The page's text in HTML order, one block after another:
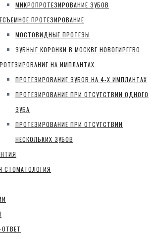
МИКРОПРОТЕЗИРОВАНИЕ ЗУБОВ
ПРОТЕЗИРОВАНИЕ
МОСТОВИДНЫЕ ПРОТЕЗЫ
ЗУБНЫЕ КОРОНКИ В МОСКВЕ НОВОГИРЕЕВО
НА ИМПЛАНТАХ
ПРОТЕЗИРОВАНИЕ ЗУБОВ НА 4-Х ИМПЛАНТАХ
ПРОТЕЗИРОВАНИЕ ПРИ ОТСУТСТВИИ ОДНОГО
ЗУБА
ПРОТЕЗИРОВАНИЕ ПРИ ОТСУТСТВИИ
НЕСКОЛЬКИХ ЗУБОВ
СТОМАТОЛОГИЯ